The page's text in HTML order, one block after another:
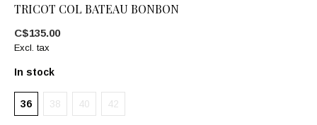
TRICOT COL BATEAU BONBON
C$135.00
Excl. tax
In stock
36 38 40 42